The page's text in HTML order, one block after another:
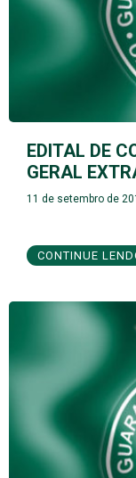
EDITAL DE
GERAL
11 de setembro de
CONTINUE